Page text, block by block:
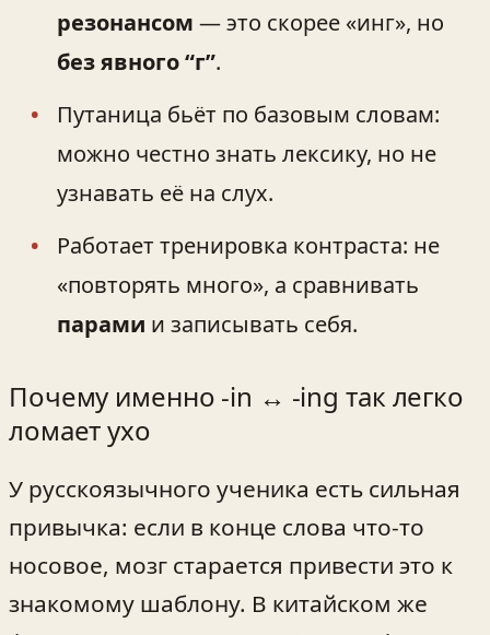
резонансом — это скорее «инг», но
без явного “г”.
Путаница бьёт по базовым словам:
можно честно знать лексику, но не
узнавать её на слух.
Работает тренировка контраста: не
«повторять много», а сравнивать
парами и записывать себя.
Почему именно -in ↔ -ing так легко
ломает ухо
У русскоязычного ученика есть сильная
привычка: если в конце слова что-то
носовое, мозг старается привести это к
знакомому шаблону. В китайском же